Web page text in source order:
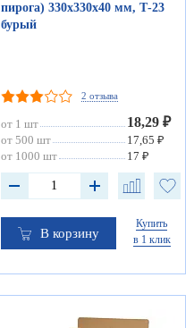
пирога) 330х330х40 мм, Т-23
бурый
2 отзыва
от 1 шт 18,29 ₽
от 500 шт
17,65 ₽
от 1000 шт
17 ₽
В корзину
Купить
в 1 клик